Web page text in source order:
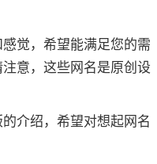
觉，希望能满足您的需
意，这些网名是原创设
介绍，希望对想起网名